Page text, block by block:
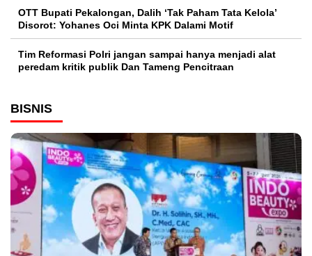
OTT Bupati Pekalongan, Dalih ‘Tak Paham Tata Kelola’
Disorot: Yohanes Oci Minta KPK Dalami Motif
Tim Reformasi Polri jangan sampai hanya menjadi alat
peredam kritik publik Dan Tameng Pencitraan
BISNIS